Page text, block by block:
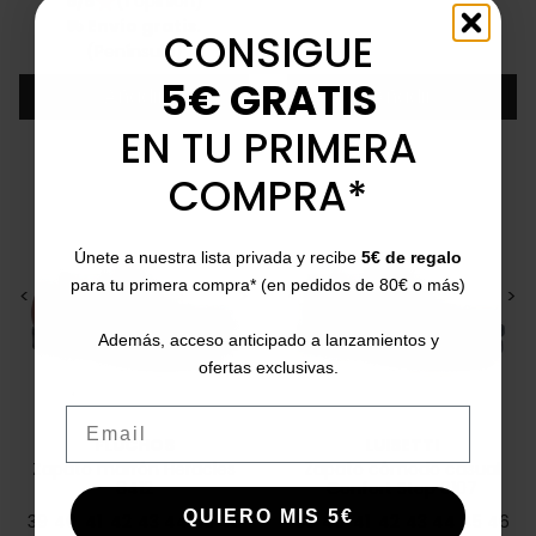
(Península)
Añadir Añadir
< >
FLUCHOS
Zapato marrón Heracles
8412
39
40 44 45 46
< >
Zapato cómodo casual
Confort Step 0107
39 40 45
46
CONSIGUE
5€ GRATIS
EN TU PRIMERA
COMPRA*
Únete a nuestra lista privada y recibe 5€ de regalo
para tu primera compra* (en pedidos de 80€ o más)
Además, acceso anticipado a lanzamientos y
ofertas exclusivas.
QUIERO MIS 5€